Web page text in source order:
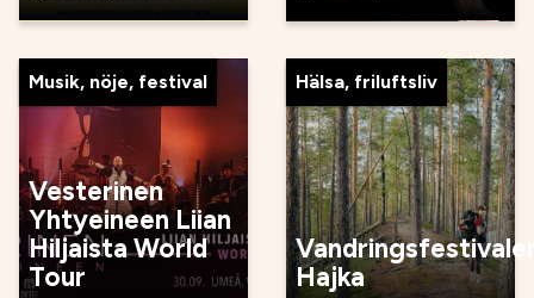
Musik, nöje, festival
Vesterinen
Yhtyeineen Liian
Hiljaista World
Tour
Hälsa, friluftsliv
Hajka